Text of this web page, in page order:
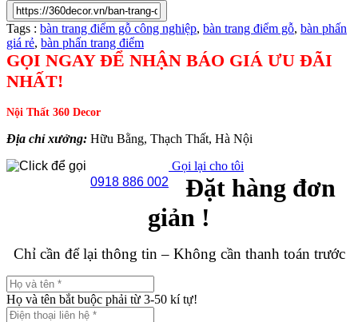
Tags : bàn trang điểm gỗ công nghiệp, bàn trang điểm gỗ, bàn phấn
giá rẻ, bàn phấn trang điểm
GỌI NGAY ĐỂ NHẬN BÁO GIÁ ƯU ĐÃI
NHẤT!
Nội Thất 360 Decor
Địa chỉ xưởng: Hữu Bằng, Thạch Thất, Hà Nội
0918 886 002
Gọi lại cho tôi
Đặt hàng đơn
giản !
Chỉ cần để lại thông tin – Không cần thanh toán trước
Họ và tên bắt buộc phải từ 3-50 kí tự!